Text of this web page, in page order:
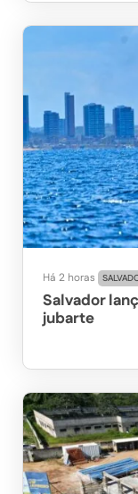
Há 2 horas
Salvador
jubarte